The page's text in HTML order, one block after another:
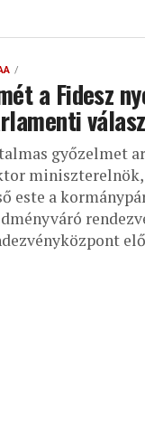
a Fidesz
győzelmet
miniszterelnök,
este a